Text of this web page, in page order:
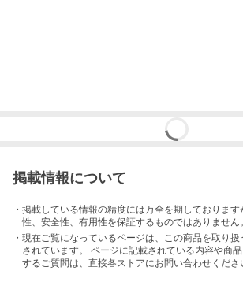
掲載情報について
・掲載している情報の精度には万全を期しておりま
性、安全性、有用性を保証するものではありません。
・現在ご覧になっているページは、この商品を取り扱
されています。 ページに記載されている内容や商
するご質問は、直接各ストアにお問い合わせくださ